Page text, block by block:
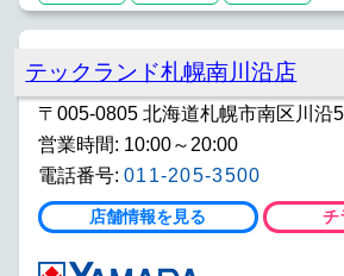
テックランド札幌南川沿店
〒005-0805 北海道札幌市南区川沿
営業時間: 10:00～20:00
電話番号: 011-205-3500
店舗情報を見る チ